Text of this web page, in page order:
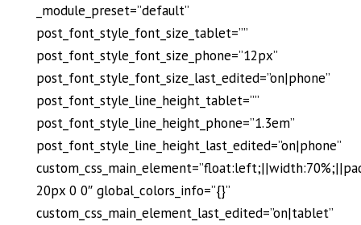
_module_preset=”default”
post_font_style_font_size_tablet=””
post_font_style_font_size_phone=”12px”
post_font_style_font_size_last_edited=”on|phone”
post_font_style_line_height_tablet=””
post_font_style_line_height_phone=”1.3em”
post_font_style_line_height_last_edited=”on|phone”
20px 0 0″ global_colors_info=”{}”
custom_css_main_element_last_edited=”on|tablet”